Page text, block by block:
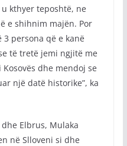
kthyer teposhtë, ne
e shihnim majën. Por
persona që e kanë
të tretë jemi ngjitë me
dhe mendoj se
një datë historike”, ka
Elbrus, Mulaka
në Slloveni si dhe